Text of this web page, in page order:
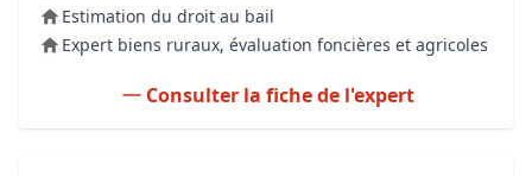
Estimation du droit au bail
Expert biens ruraux, évaluation foncières et agricoles
Consulter la fiche de l'expert